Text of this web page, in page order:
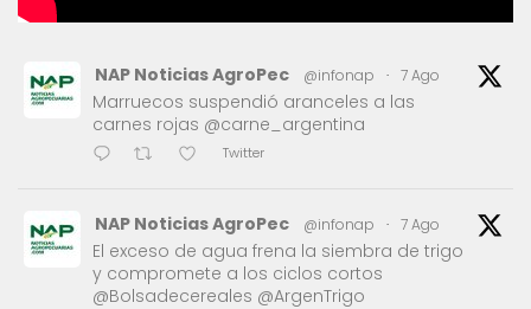
NAP Noticias AgroPec @infonap · 7 Ago
Marruecos suspendió aranceles a las
carnes rojas @carne_argentina
Twitter
NAP Noticias AgroPec @infonap · 7 Ago
El exceso de agua frena la siembra de trigo
y compromete a los ciclos cortos
@Bolsadecereales @ArgenTrigo